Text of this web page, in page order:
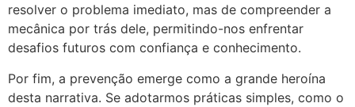
resolver o problema imediato, mas de compreender a
mecânica por trás dele, permitindo-nos enfrentar
desafios futuros com confiança e conhecimento.
Por fim, a prevenção emerge como a grande heroína
desta narrativa. Se adotarmos práticas simples, como o